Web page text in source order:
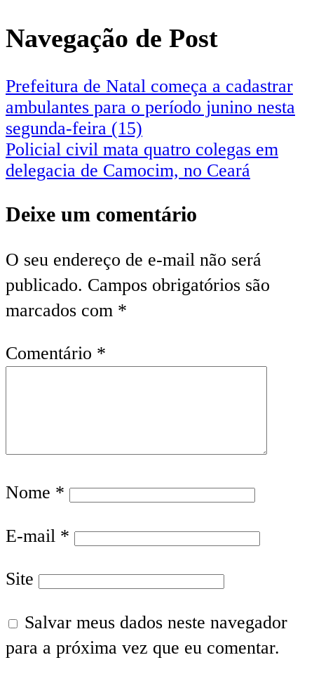
Navegação de Post
Prefeitura de Natal começa a cadastrar
ambulantes para o período junino nesta
segunda-feira (15)
Policial civil mata quatro colegas em
delegacia de Camocim, no Ceará
Deixe um comentário
O seu endereço de e-mail não será
publicado. Campos obrigatórios são
marcados com *
Comentário *
Nome *
E-mail *
Site
Salvar meus dados neste navegador
para a próxima vez que eu comentar.